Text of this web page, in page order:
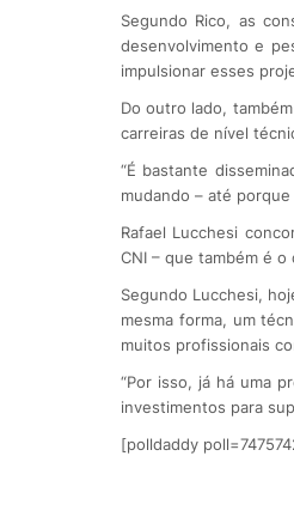
Segundo Rico, as
desenvolvimento e
impulsionar esses
Do outro lado,
carreiras de nível
“É bastante
mudando – até
Rafael Lucchesi
CNI – que também é
Segundo Lucchesi,
mesma forma, um
muitos profissionais
“Por isso, já há uma
investimentos para
[polldaddy